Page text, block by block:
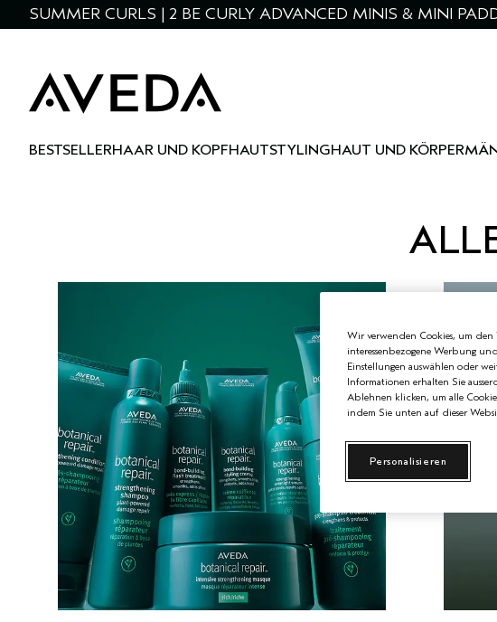
SUMMER CURLS | 2 BE CURLY ADVANCED MINIS & MINI
BESTSELLERHAAR UND KOPFHAUTSTYLINGHAUT UND KÖRPER
Wir verwenden Cookies, um den
interessenbezogene Werbung
Einstellungen auswählen oder
Informationen erhalten Sie
Ablehnen klicken, um alle
indem Sie unten auf dieser
Personalisieren